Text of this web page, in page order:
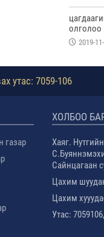
олголоо
2019-
утас: 7059-106
газар
ХОЛБОО
Хаяг.
Сайнцагаан
Цахим
Цахим
Утас: